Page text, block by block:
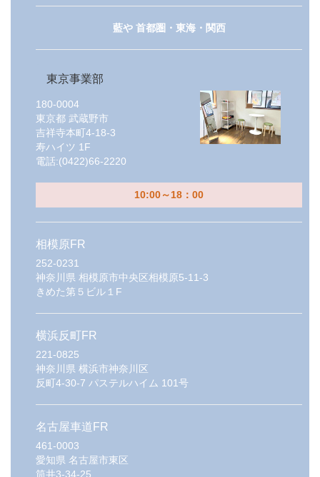
藍や 首都圏・東海・関西
東京事業部
180-0004
東京都 武蔵野市
吉祥寺本町4-18-3
寿ハイツ 1F
電話:(0422)66-2220
10:00～18：00
相模原FR
252-0231
神奈川県 相模原市中央区相模原5-11-3
きめた第５ビル１F
横浜反町FR
221-0825
神奈川県 横浜市神奈川区
反町4-30-7 パステルハイム 101号
名古屋車道FR
461-0003
愛知県 名古屋市東区
筒井3-34-25